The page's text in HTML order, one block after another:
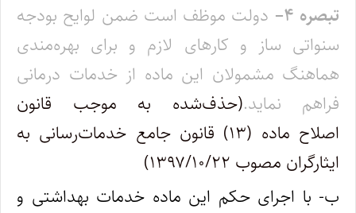
تبصره ۴– دولت موظف است ضمن لوایح بودجه
سنواتی ساز و کارهای لازم و برای بهره‌مندی
هماهنگ مشمولان این ماده از خدمات درمانی
فراهم نماید.(حذف‌شده به موجب قانون
اصلاح ماده (۱۳) قانون جامع خدمات‌رسانی به
ایثارگران مصوب ۱۳۹۷/۱۰/۲۲)
ب- با اجرای حکم این ماده خدمات بهداشتی و